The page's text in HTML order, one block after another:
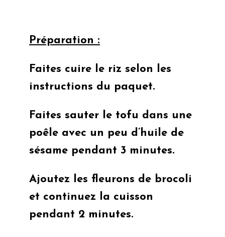
Préparation :
Faites cuire le riz selon les
instructions du paquet.
Faites sauter le tofu dans une
poêle avec un peu d’huile de
sésame pendant 3 minutes.
Ajoutez les fleurons de brocoli
et continuez la cuisson
pendant 2 minutes.